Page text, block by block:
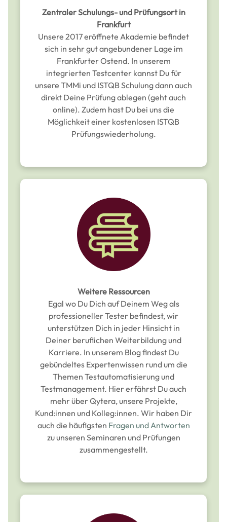
Zentraler Schulungs- und Prüfungsort in
Frankfurt
Unsere 2017 eröffnete Akademie befindet
sich in sehr gut angebundener Lage im
Frankfurter Ostend. In unserem
integrierten Testcenter kannst Du für
unsere TMMi und ISTQB Schulung dann auch
direkt Deine Prüfung ablegen (geht auch
online). Zudem hast Du bei uns die
Möglichkeit einer kostenlosen ISTQB
Prüfungswiederholung.
Weitere Ressourcen
Egal wo Du Dich auf Deinem Weg als
professioneller Tester befindest, wir
unterstützen Dich in jeder Hinsicht in
Deiner beruflichen Weiterbildung und
Karriere. In unserem Blog findest Du
gebündeltes Expertenwissen rund um die
Themen Testautomatisierung und
Testmanagement. Hier erfährst Du auch
mehr über Qytera, unsere Projekte,
Kund:innen und Kolleg:innen. Wir haben Dir
auch die häufigsten Fragen und Antworten
zu unseren Seminaren und Prüfungen
zusammengestellt.